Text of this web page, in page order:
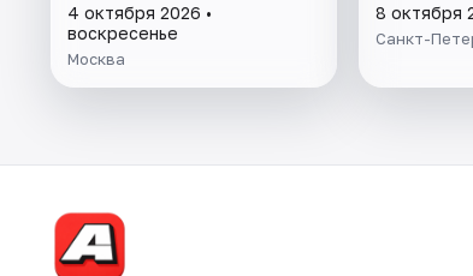
4 октября 2026 •
воскресенье
Москва
8 октября
Санкт-